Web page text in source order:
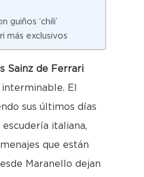
guiños ‘chili’
más exclusivos
Sainz de Ferrari
El
sus últimos días
italiana,
que están
Maranello dejan